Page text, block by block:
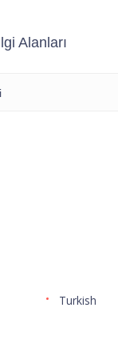
Alanları
Turkish